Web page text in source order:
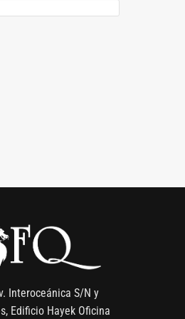
Interoceánica S/N y
Edificio Hayek Oficina